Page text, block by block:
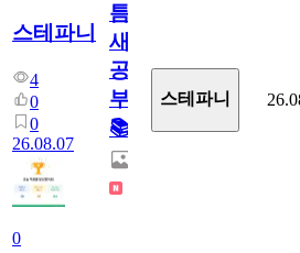
스테파니
4
0
0
26.08.07
0
틈
새
공
부!
📚
스테파니